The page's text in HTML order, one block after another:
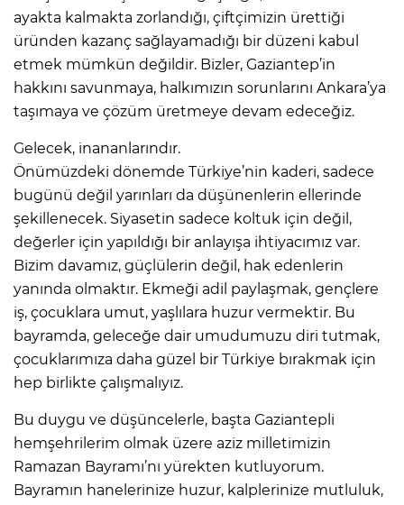
ayakta kalmakta zorlandığı, çiftçimizin ürettiği
üründen kazanç sağlayamadığı bir düzeni kabul
etmek mümkün değildir. Bizler, Gaziantep’in
hakkını savunmaya, halkımızın sorunlarını Ankara’ya
taşımaya ve çözüm üretmeye devam edeceğiz.
Gelecek, inananlarındır.
Önümüzdeki dönemde Türkiye’nin kaderi, sadece
bugünü değil yarınları da düşünenlerin ellerinde
şekillenecek. Siyasetin sadece koltuk için değil,
değerler için yapıldığı bir anlayışa ihtiyacımız var.
Bizim davamız, güçlülerin değil, hak edenlerin
yanında olmaktır. Ekmeği adil paylaşmak, gençlere
iş, çocuklara umut, yaşlılara huzur vermektir. Bu
bayramda, geleceğe dair umudumuzu diri tutmak,
çocuklarımıza daha güzel bir Türkiye bırakmak için
hep birlikte çalışmalıyız.
Bu duygu ve düşüncelerle, başta Gaziantepli
hemşehrilerim olmak üzere aziz milletimizin
Ramazan Bayramı’nı yürekten kutluyorum.
Bayramın hanelerinize huzur, kalplerinize mutluluk,